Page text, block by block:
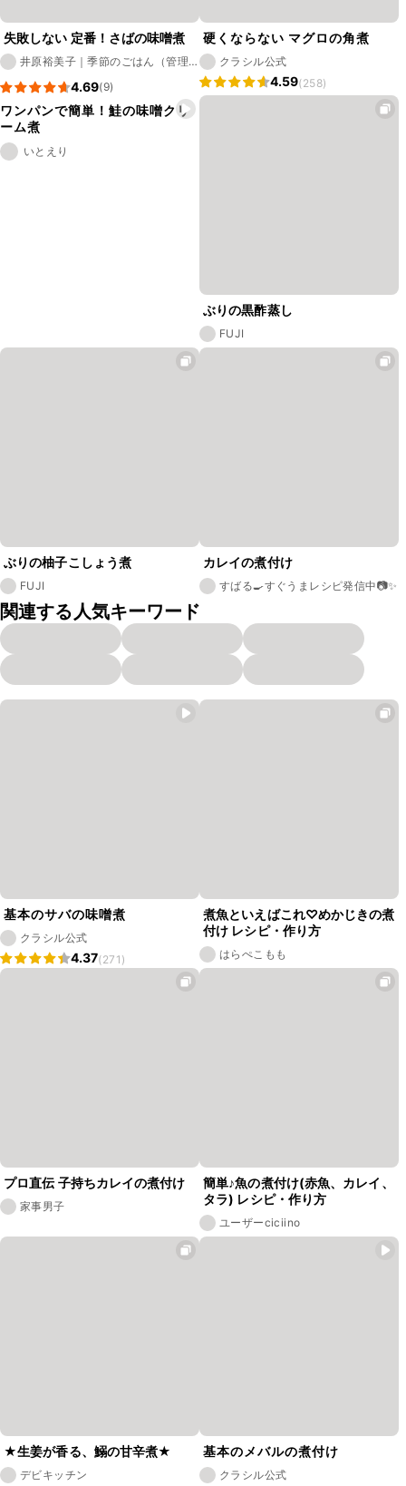
失敗しない 定番！さばの味噌煮
井原裕美子｜季節のごはん（管理
4.69(9)
硬くならない マグロの角煮
クラシル公式
4.59(258)
ワンパンで簡単！鮭の味噌クリ
ーム煮
いとえり
ぶりの黒酢蒸し
FUJI
ぶりの柚子こしょう煮
FUJI
カレイの煮付け
すばる🍳すぐうまレシピ発信中📷✨
関連する人気キーワード
基本のサバの味噌煮
クラシル公式
4.37(271)
煮魚といえばこれ♡めかじきの煮
付け レシピ・作り方
はらぺこもも
プロ直伝 子持ちカレイの煮付け
家事男子
簡単♪魚の煮付け(赤魚、カレイ、
タラ) レシピ・作り方
ユーザーciciino
★生姜が香る、鰯の甘辛煮★
デビキッチン
基本のメバルの煮付け
クラシル公式